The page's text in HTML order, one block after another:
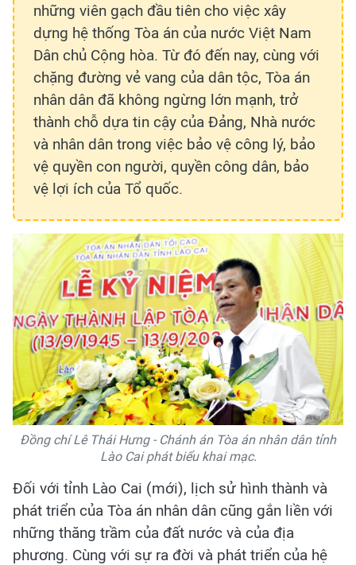
những viên gạch đầu tiên cho việc xây
dựng hệ thống Tòa án của nước Việt Nam
Dân chủ Cộng hòa. Từ đó đến nay, cùng với
chặng đường vẻ vang của dân tộc, Tòa án
nhân dân đã không ngừng lớn mạnh, trở
thành chỗ dựa tin cậy của Đảng, Nhà nước
và nhân dân trong việc bảo vệ công lý, bảo
vệ quyền con người, quyền công dân, bảo
vệ lợi ích của Tổ quốc.
Đồng chí Lê Thái Hưng - Chánh án Tòa án nhân dân tỉnh
Lào Cai phát biểu khai mạc.
Đối với tỉnh Lào Cai (mới), lịch sử hình thành và
phát triển của Tòa án nhân dân cũng gắn liền với
những thăng trầm của đất nước và của địa
phương. Cùng với sự ra đời và phát triển của hệ